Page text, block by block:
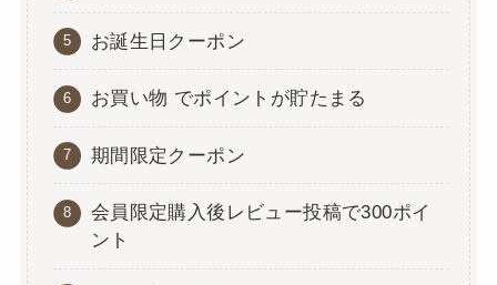
お誕生日クーポン
お買い物 でポイントが貯たまる
期間限定クーポン
会員限定購入後レビュー投稿で300ポイ
ント